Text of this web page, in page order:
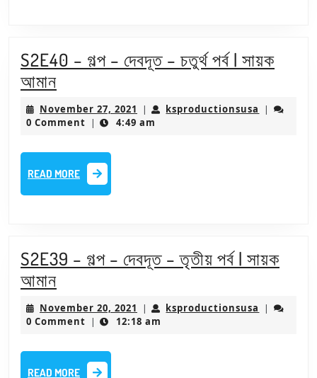
|
সায়ক
আমান
S2E40 – গল্প – দেবদূত – চতুর্থ পর্ব | সায়ক
আমানS2E40
–
গল্প
দেবদূত
–
|
সায়ক
আমান
November 27, 2021 November
27,
| ksproductionsusa |
0 Comment | 4:49 am
READ MORE
READ
MORE
S2E39 – গল্প – দেবদূত – তৃতীয় পর্ব | সায়ক
আমানS2E39
–
গল্প
দেবদূত
November 20, 2021 November
20,
| ksproductionsusa |
0 Comment | 12:18 am
READ MORE
READ